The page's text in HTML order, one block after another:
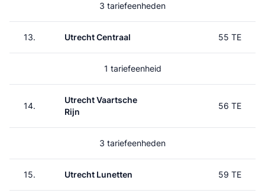
3 tariefeenheden
13. Utrecht Centraal 55 TE
1 tariefeenheid
14.
Utrecht Vaartsche
Rijn
56 TE
3 tariefeenheden
15. Utrecht Lunetten 59 TE